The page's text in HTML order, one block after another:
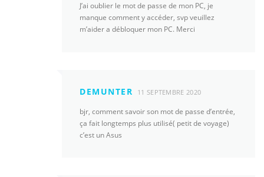
J’ai oublier le mot de passe de mon PC, je
manque comment y accéder, svp veuillez
m’aider a débloquer mon PC. Merci
DEMUNTER 11 SEPTEMBRE 2020
bjr, comment savoir son mot de passe d’entrée,
ça fait longtemps plus utilisé( petit de voyage)
c’est un Asus